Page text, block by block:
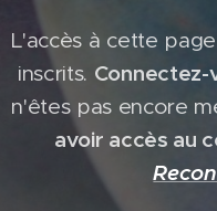
L'accès à cette
inscrits. Connectez-
n'êtes pas encore
avoir accès au